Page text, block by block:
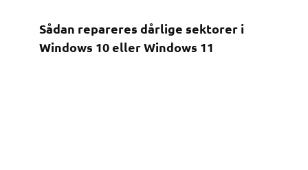
Sådan repareres dårlige sektorer i
Windows 10 eller Windows 11